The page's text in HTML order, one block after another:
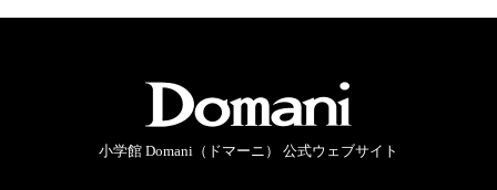
小学館 Domani（ドマーニ） 公式ウェブサイト